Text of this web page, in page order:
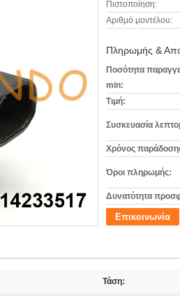
Πιστοποίηση:
Αριθμό μοντέλου:
Πληρωμής &
Ποσότητα
min:
Τιμή:
Συσκευασία
Χρόνος
Όροι πληρωμής:
Δυνατότητα
Επικοινωνία
Τάση: